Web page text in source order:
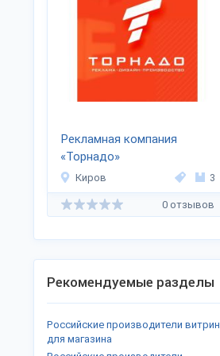
Рекламная компания
«Торнадо»
Киров 3
0 отзывов
Рекомендуемые разделы
Российские производители витрин
для магазина